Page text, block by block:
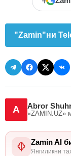
"Zamin"ни
A Abror
«ZAMIN.UZ»
Zamin AI
Янгиликни